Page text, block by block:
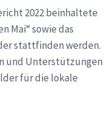
2022 beinhaltete
Mai“ sowie das
stattfinden werden.
und Unterstützungen
für die lokale